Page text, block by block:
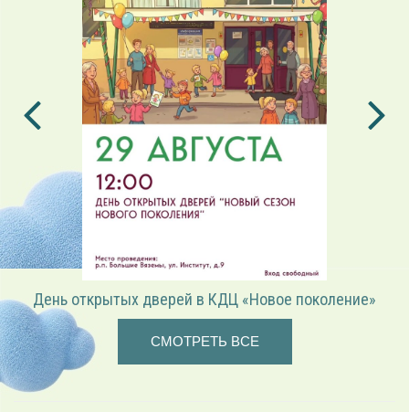
«Играем в режиссёра» — театрализованная
СМОТРЕТЬ ВСЕ